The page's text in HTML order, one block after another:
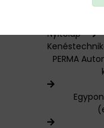
KÉZISZERSZÁMOK
HAJTÁSTECHNIKA
KARBANTARTÓ ANYAGOK
Nyitólap
PERMA